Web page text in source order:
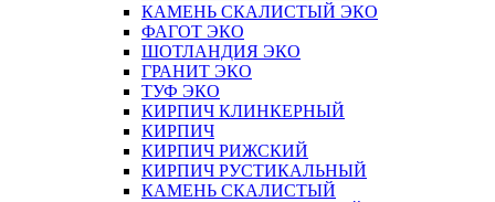
КАМЕНЬ СКАЛИСТЫЙ ЭКО
ФАГОТ ЭКО
ШОТЛАНДИЯ ЭКО
ГРАНИТ ЭКО
ТУФ ЭКО
КИРПИЧ КЛИНКЕРНЫЙ
КИРПИЧ
КИРПИЧ РИЖСКИЙ
КИРПИЧ РУСТИКАЛЬНЫЙ
КАМЕНЬ СКАЛИСТЫЙ